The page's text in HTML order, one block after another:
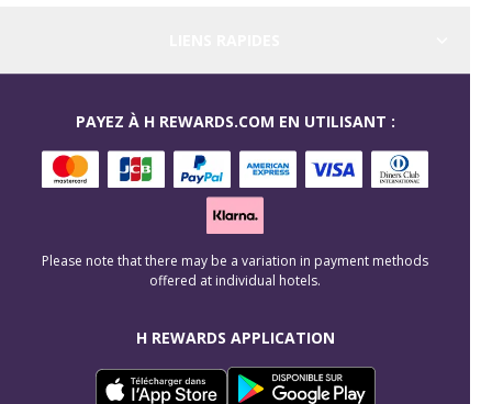
H REWARDS APPLICATION
PAYEZ À H REWARDS.COM EN UTILISANT :
Please note that there may be a variation in payment methods
offered at individual hotels.